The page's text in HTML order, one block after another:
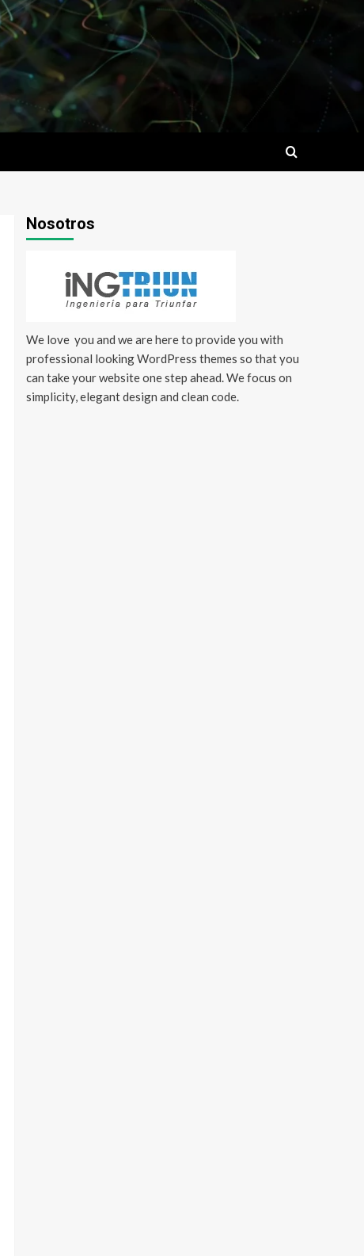
Nosotros
We love you and we are here to provide you with
professional looking WordPress themes so that you
can take your website one step ahead. We focus on
simplicity, elegant design and clean code.